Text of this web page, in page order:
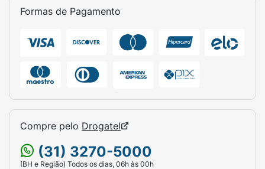
Formas de Pagamento
Compre pelo Drogatel
(31) 3270-5000
(BH e Região) Todos os dias, 06h às 00h